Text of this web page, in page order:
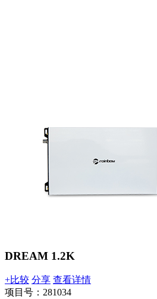
DREAM 1.2K
+比较 分享 查看详情
项目号：281034